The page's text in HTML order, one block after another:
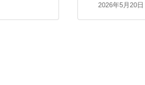
2026年5月20日